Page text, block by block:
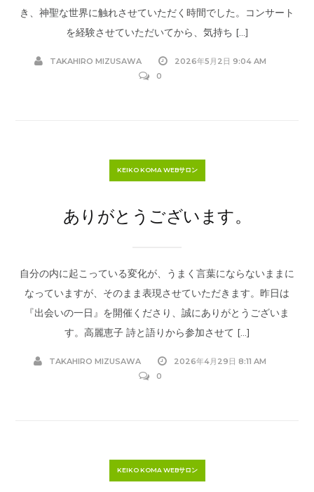
き、神聖な世界に触れさせていただく時間でした。コンサート
を経験させていただいてから、気持ち […]
TAKAHIRO MIZUSAWA
2026年5月2日 9:04 AM
0
KEIKO KOMA WEBサロン
ありがとうございます。
自分の内に起こっている変化が、うまく言葉にならないままに
なっていますが、そのまま表現させていただきます。昨日は
『出会いの一日』を開催くださり、誠にありがとうございま
す。高麗恵子 詩と語りから参加させて […]
TAKAHIRO MIZUSAWA
2026年4月29日 8:11 AM
0
KEIKO KOMA WEBサロン